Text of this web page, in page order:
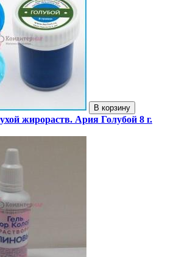
В корзину
жирораств. Ария Голубой 8 г.